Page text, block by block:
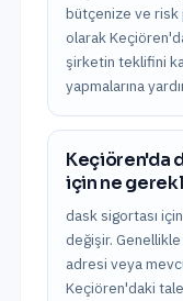
bütçenize ve risk
olarak
şirketin teklifini
yapmalarına
Keçiören'da
için ne
dask sigortası
değişir.
adresi veya
Keçiören'daki